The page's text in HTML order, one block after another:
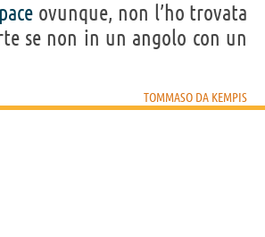
pace ovunque, non l’ho trovata
se non in un angolo con un
TOMMASO DA KEMPIS